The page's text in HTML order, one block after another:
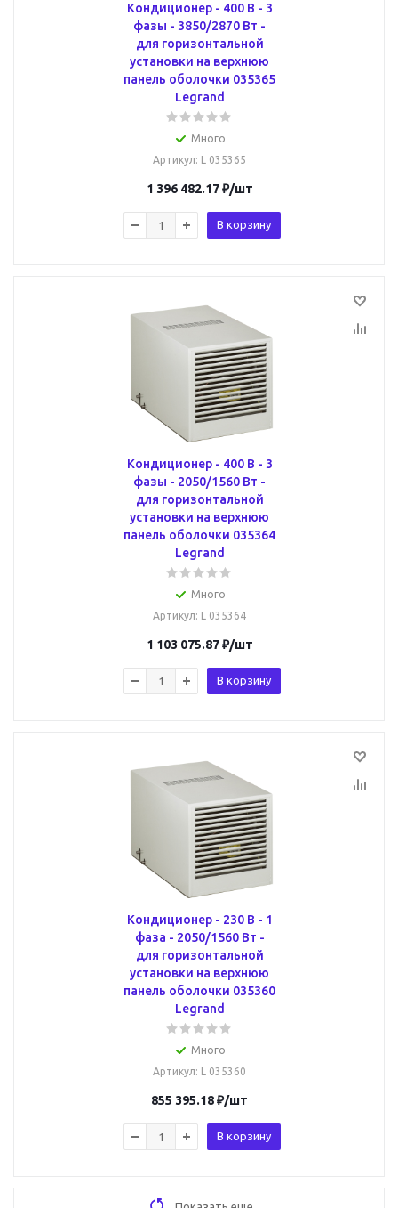
Кондиционер - 400 В - 3
фазы - 3850/2870 Вт -
для горизонтальной
установки на верхнюю
панель оболочки 035365
Legrand
Много
Артикул: L 035365
1 396 482.17₽/шт
В корзину
Кондиционер - 400 В - 3
фазы - 2050/1560 Вт -
для горизонтальной
установки на верхнюю
панель оболочки 035364
Legrand
Много
Артикул: L 035364
1 103 075.87₽/шт
В корзину
Кондиционер - 230 В - 1
фаза - 2050/1560 Вт -
для горизонтальной
установки на верхнюю
панель оболочки 035360
Legrand
Много
Артикул: L 035360
855 395.18₽/шт
В корзину